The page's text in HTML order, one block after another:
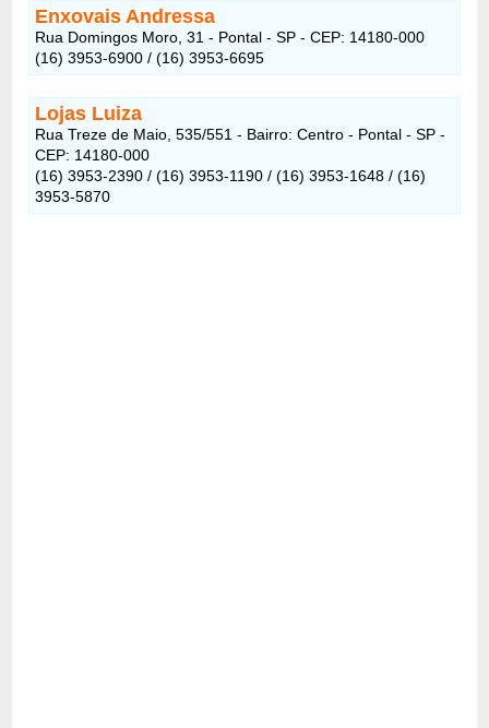
Enxovais Andressa
Rua Domingos Moro, 31 - Pontal - SP - CEP: 14180-000
(16) 3953-6900 / (16) 3953-6695
Lojas Luiza
Rua Treze de Maio, 535/551 - Bairro: Centro - Pontal - SP -
CEP: 14180-000
(16) 3953-2390 / (16) 3953-1190 / (16) 3953-1648 / (16)
3953-5870